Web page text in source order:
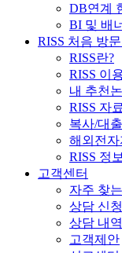
DB연계
BI 및 배
RISS 처음 방
RISS란?
RISS 이
내 추천
RISS 자
복사/대
해외전
RISS 정
고객센터
자주 찾
상담 신청
상담 내
고객제안